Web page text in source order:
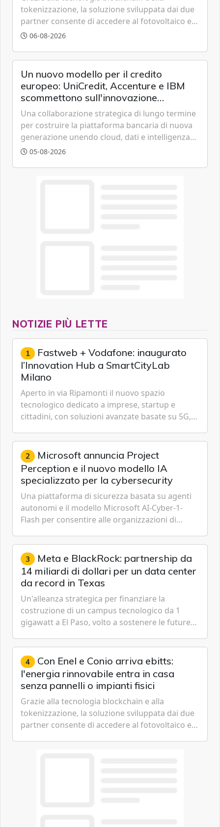
tokenizzazione, la soluzione sviluppata dai due
partner consente di accedere al fotovoltaico e
all'eolico ottenendo risparmi diretti in bolletta,
06-08-2026
Un nuovo modello per il credito
europeo: UniCredit, Accenture e IBM
scommettono sull'innovazione
tecnologica
Una collaborazione strategica di lungo termine
per costruire la piattaforma bancaria di nuova
generazione unendo cloud, dati e intelligenza
artificiale.
05-08-2026
NOTIZIE PIÙ LETTE
1 Fastweb + Vodafone: inaugurato
l’Innovation Hub a SmartCityLab
Milano
Aperto in via Ripamonti il nuovo spazio
tecnologico dedicato a imprese, startup e
cittadini, con soluzioni avanzate basate su 5G,
Cybersecurity.
2 Microsoft annuncia Project
Perception e il nuovo modello IA
specializzato per la cybersecurity
Una piattaforma di sicurezza basata su agenti
autonomi e il modello Microsoft AI-Cyber-1-
Flash per consentire alle organizzazioni di
gestione continua del rischio.
3 Meta e BlackRock: partnership da
14 miliardi di dollari per un data center
da record in Texas
Un'alleanza strategica per finanziare la
costruzione di un campus tecnologico da 1
gigawatt a El Paso, volto a sostenere le future
artificiale dell'azienda di Mark Zuckerberg.
4 Con Enel e Conio arriva ebitts:
l'energia rinnovabile entra in casa
senza pannelli o impianti fisici
Grazie alla tecnologia blockchain e alla
tokenizzazione, la soluzione sviluppata dai due
partner consente di accedere al fotovoltaico e